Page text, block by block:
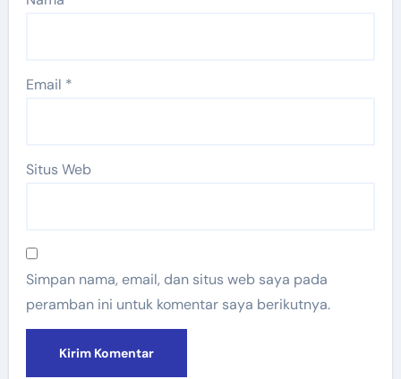
Email *
Situs Web
Simpan nama, email, dan situs web saya pada
peramban ini untuk komentar saya berikutnya.